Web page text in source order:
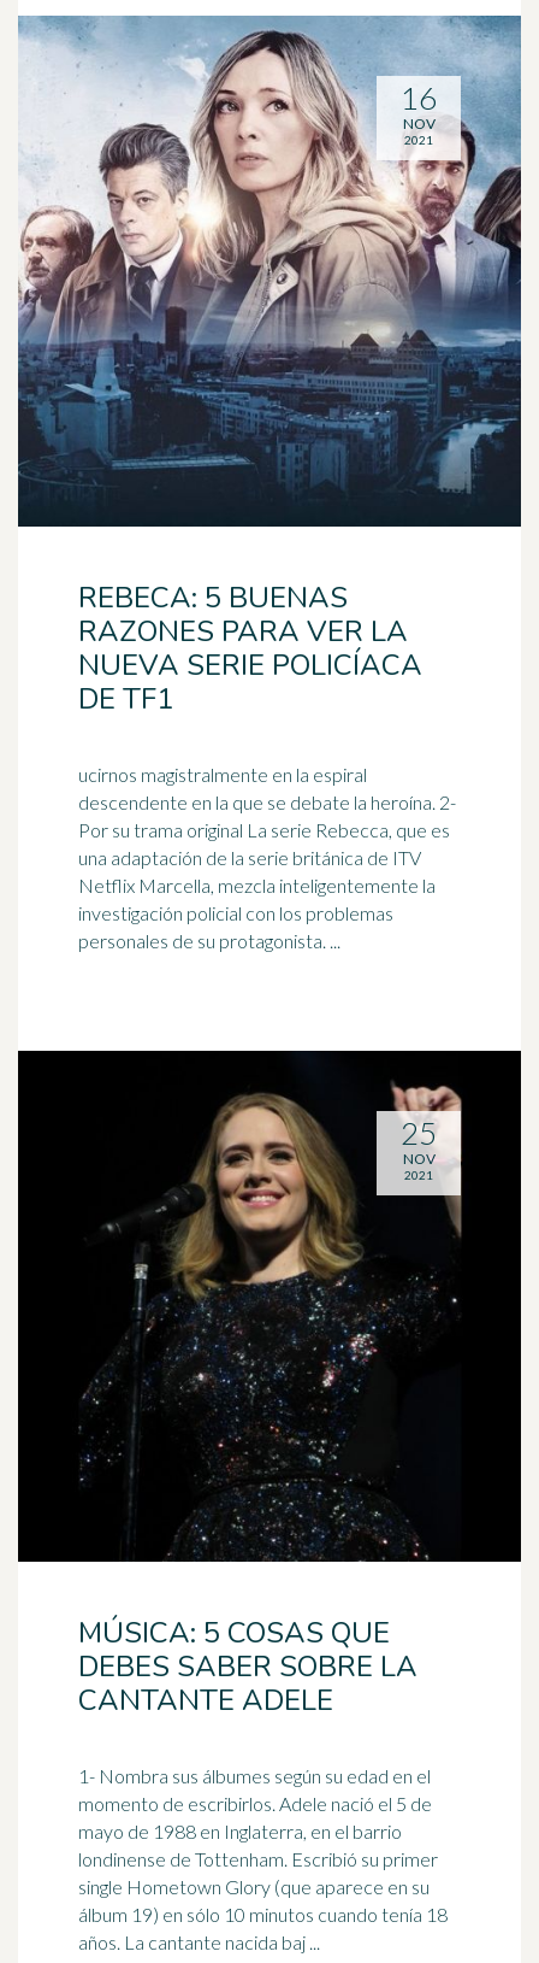
REBECA: 5 BUENAS
RAZONES PARA VER LA
NUEVA SERIE POLICÍACA
DE TF1
ucirnos magistralmente en la espiral
descendente en la que se debate la heroína. 2-
Por su trama original La serie Rebecca, que es
una adaptación de la serie británica de ITV
Netflix Marcella, mezcla inteligentemente la
investigación policial con los problemas
personales de su protagonista. ...
16
NOV
2021
MÚSICA: 5 COSAS QUE
DEBES SABER SOBRE LA
CANTANTE ADELE
1- Nombra sus álbumes según su edad en el
momento de escribirlos. Adele nació el 5 de
mayo de 1988 en Inglaterra, en el barrio
londinense de Tottenham. Escribió su primer
single Hometown Glory (que aparece en su
álbum 19) en sólo 10 minutos cuando tenía 18
años. La cantante nacida baj ...
25
NOV
2021